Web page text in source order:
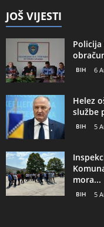
JOŠ VIJESTI
BIH 6
Helez
službe
BIH 5
mora...
BIH 5